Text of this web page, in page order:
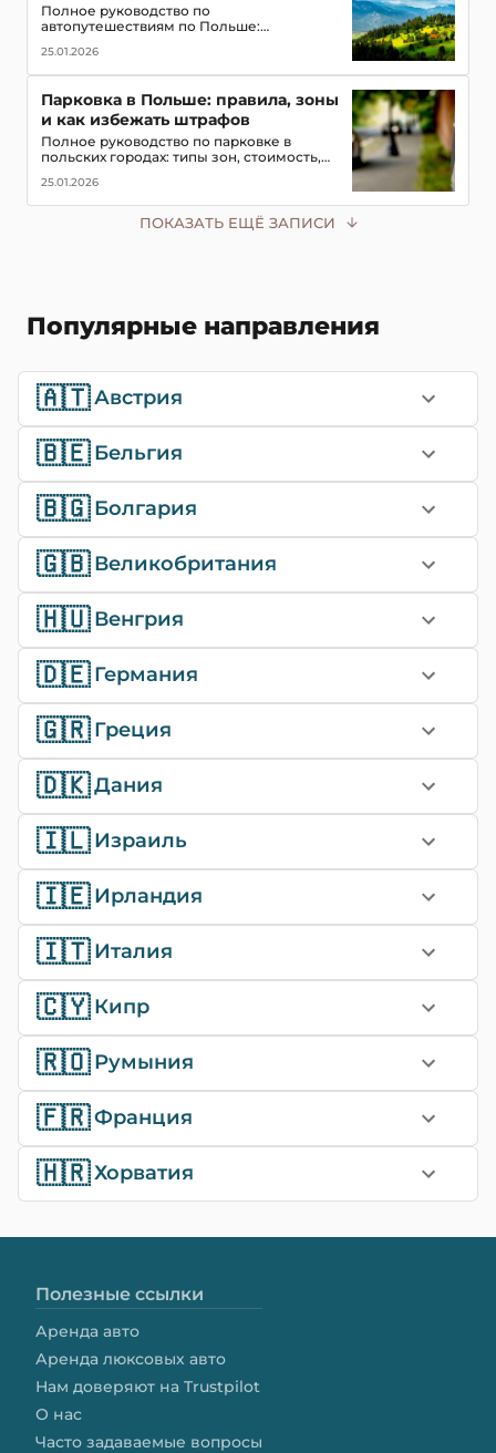
Полное руководство по
автопутешествиям по Польше:
достопримечательности, замки, горы и
озёра, советы для водителей
25.01.2026
Парковка в Польше: правила, зоны
и как избежать штрафов
Полное руководство по парковке в
польских городах: типы зон, стоимость,
советы, чтобы не получить штраф в 2026
году
25.01.2026
ПОКАЗАТЬ ЕЩЁ ЗАПИСИ
Популярные направления
🇦🇹Австрия
🇧🇪 Бельгия
🇧🇬 Болгария
🇬🇧 Великобритания
🇭🇺 Венгрия
🇩🇪 Германия
🇬🇷 Греция
🇩🇰Дания
🇮🇱 Израиль
🇮🇪 Ирландия
🇮🇹 Италия
🇨🇾 Кипр
🇷🇴 Румыния
🇫🇷Франция
🇭🇷Хорватия
Полезные ссылки
Аренда авто
Аренда люксовых авто
Нам доверяют на Trustpilot
О нас
Часто задаваемые вопросы